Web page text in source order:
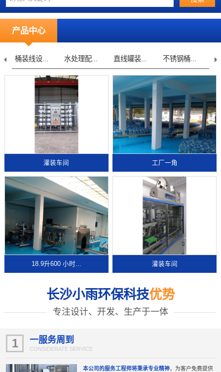
产品中心
水处理配... 直线罐装... 不锈钢桶... 水处理设...
灌装车间 工厂一角
18.9升600 小时... 灌装车间
长沙小雨环保科技优势
专注设计、开发、生产于一体
1 一服务周到
CONSIDERATE SERVICE
本公司的服务工程师将秉承专业精神，为客户免费提供